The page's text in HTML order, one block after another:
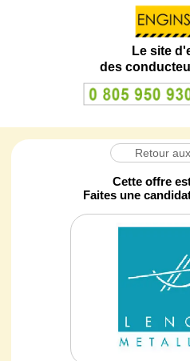
Le site
des
Retour
Cette offre
Faites une